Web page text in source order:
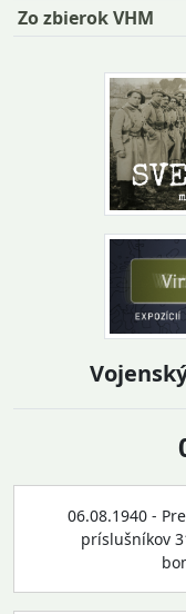
Zo zbierok VHM
06.08.1940 -
príslušníkov